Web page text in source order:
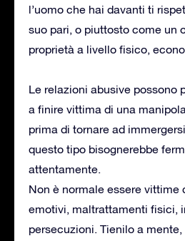
l’uomo che hai davanti ti
suo pari, o piuttosto come un
proprietà a livello fisico,
Le relazioni abusive possono
a finire vittima di una
prima di tornare ad
questo tipo bisognerebbe
attentamente.
Non è normale essere
emotivi, maltrattamenti fisici,
persecuzioni. Tienilo a